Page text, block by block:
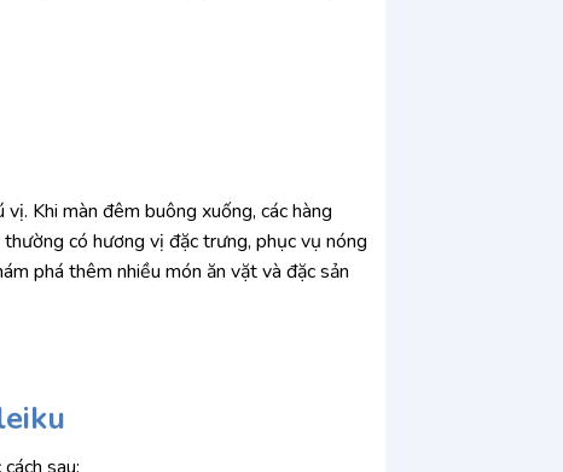
Khi màn đêm buông xuống, các hàng
có hương vị đặc trưng, phục vụ nóng
phá thêm nhiều món ăn vặt và đặc sản